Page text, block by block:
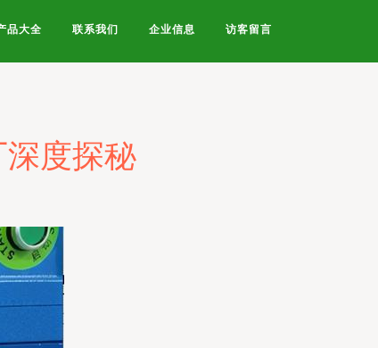
品大全 联系我们 企业信息 访客留言
度探秘